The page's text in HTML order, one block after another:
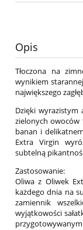
Opis
Tłoczona na
wynikiem
największego
Dzięki wyrazistym
zielonych owoców
banan i
Extra Virgin
subtelną
Zastosowanie:
Oliwa z Oliwek
każdego dnia na
zamiennik
wyjątkowości